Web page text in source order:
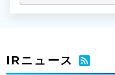
IRニュース